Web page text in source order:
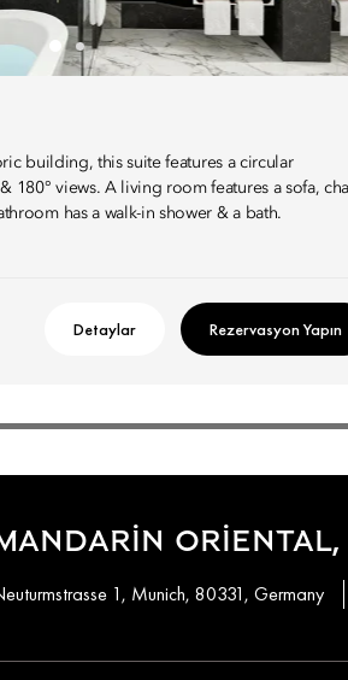
building, this suite features a circular
180° views. A living room features a sofa,
has a walk-in shower & a bath.
Detaylar Rezervasyon Yapın
ORIENTAL,
1, Munich, 80331, Germany